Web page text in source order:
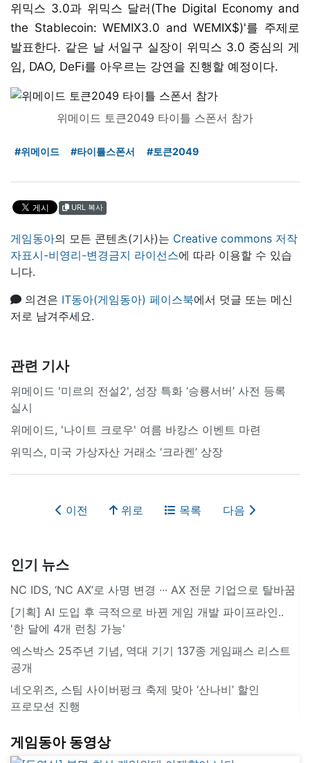
위믹스 3.0과 위믹스 달러(The Digital Economy and
the Stablecoin: WEMIX3.0 and WEMIX$)'를 주제로
발표한다. 같은 날 서일구 실장이 위믹스 3.0 중심의 게
임, DAO, DeFi를 아우르는 강연을 진행할 예정이다.
위메이드 토큰2049 타이틀 스폰서 참가
#위메이드 #타이틀스폰서 #토큰2049
URL 복사
게임동아의 모든 콘텐츠(기사)는 Creative commons 저작
자표시-비영리-변경금지 라이선스에 따라 이용할 수 있습
니다.
의견은 IT동아(게임동아) 페이스북에서 덧글 또는 메신
저로 남겨주세요.
관련 기사
위메이드 '미르의 전설2', 성장 특화 ‘승룡서버’ 사전 등록
실시
위메이드, '나이트 크로우' 여름 바캉스 이벤트 마련
위믹스, 미국 가상자산 거래소 ‘크라켄’ 상장
이전 위로 목록 다음
인기 뉴스
NC IDS, ‘NC AX’로 사명 변경 ∙∙∙ AX 전문 기업으로 탈바꿈
[기획] AI 도입 후 극적으로 바뀐 게임 개발 파이프라인..
'한 달에 4개 런칭 가능'
엑스박스 25주년 기념, 역대 기기 137종 게임패스 리스트
공개
네오위즈, 스팀 사이버펑크 축제 맞아 ‘산나비’ 할인
프로모션 진행
게임동아 동영상